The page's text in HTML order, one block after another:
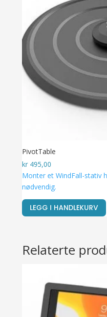
PivotTable
kr495,00
Monter et WindFall-stativ
nødvendig.
LEGG I HANDLEKURV
Relaterte